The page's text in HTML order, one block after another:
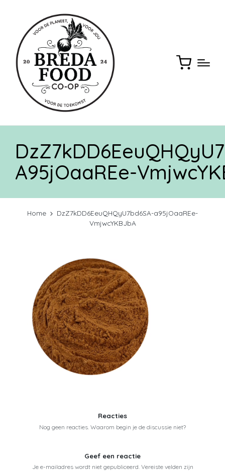
A95jOaaREe-
Home
DzZ7kDD6EeuQHQyU7bd6SA-a95jOaaREe-
VmjwcYKBJbA
Reacties
Nog geen reacties. Waarom begin je de discussie niet?
Geef een reactie
Je e-mailadres wordt niet gepubliceerd. Vereiste velden zijn